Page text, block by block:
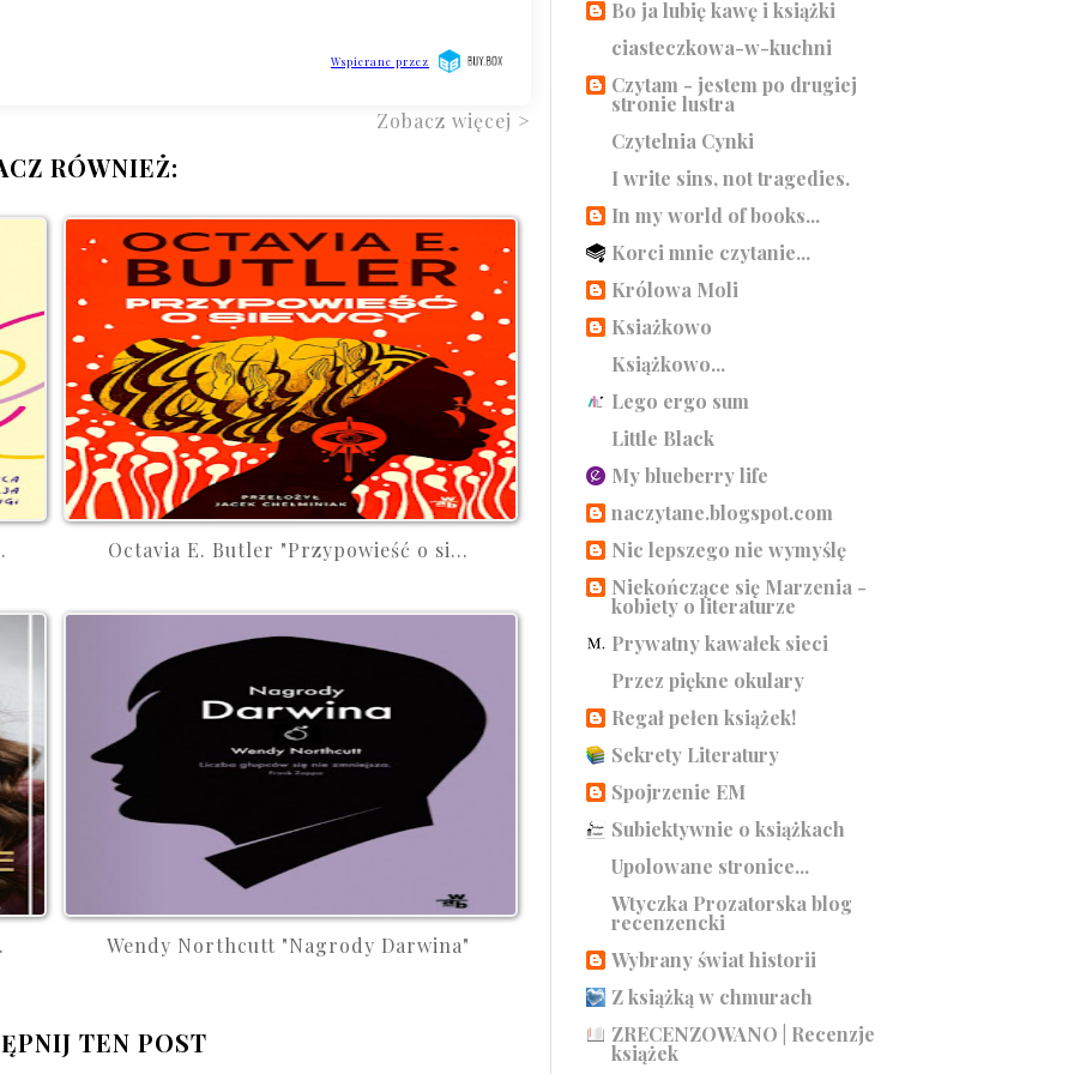
Zobacz więcej >
RÓWNIEŻ:
Octavia E. Butler "Przypowieść o si...
Wendy Northcutt "Nagrody Darwina"
TEN POST
Bo ja lubię kawę i książki
ciasteczkowa-w-kuchni
Czytam - jestem po drugiej
stronie lustra
Czytelnia Cynki
I write sins, not tragedies.
In my world of books...
Korci mnie czytanie...
Królowa Moli
Ksiażkowo
Książkowo...
Lego ergo sum
Little Black
My blueberry life
naczytane.blogspot.com
Nic lepszego nie wymyślę
Niekończące się Marzenia -
kobiety o literaturze
Prywatny kawałek sieci
Przez piękne okulary
Regał pełen książek!
Sekrety Literatury
Spojrzenie EM
Subiektywnie o książkach
Upolowane stronice...
Wtyczka Prozatorska blog
recenzencki
Wybrany świat historii
Z książką w chmurach
ZRECENZOWANO | Recenzje
książek